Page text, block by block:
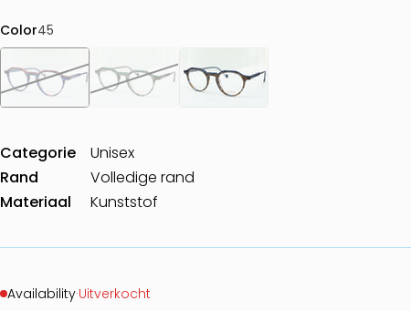
Color45
Categorie
Unisex
Rand
Volledige rand
Materiaal
Kunststof
Availability·Uitverkocht